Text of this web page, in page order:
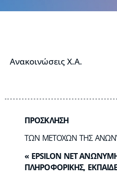
Ανακοινώσεις Χ.Α.
ΠΡΟΣΚΛΗΣΗ
ΤΩΝ ΜΕΤΟΧΩΝ ΤΗΣ
« EPSILON NET
ΠΛΗΡΟΦΟΡΙΚΗΣ,